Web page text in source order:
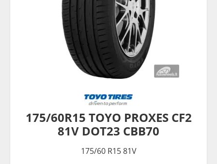
175/60R15 TOYO PROXES CF2
81V DOT23 CBB70
175/60 R15 81V